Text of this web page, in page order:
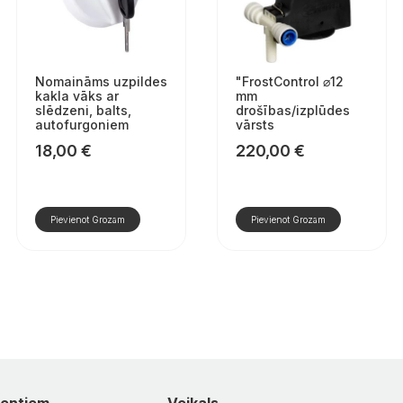
Nomaināms uzpildes
kakla vāks ar
slēdzeni, balts,
autofurgoniem
18,00 €
Pievienot Grozam
"FrostControl ⌀12
mm
drošības/izplūdes
vārsts
220,00 €
Pievienot Grozam